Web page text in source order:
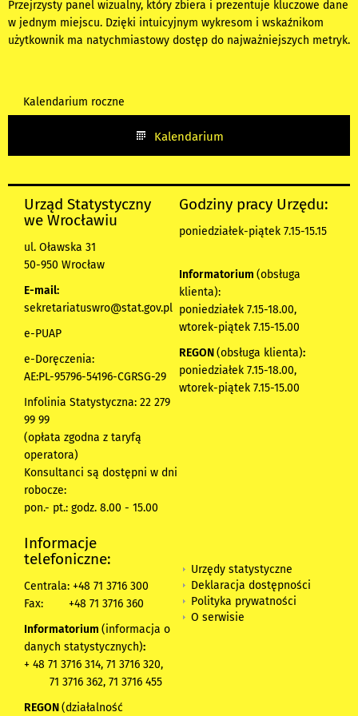
Przejrzysty panel wizualny, który zbiera i prezentuje kluczowe dane
w jednym miejscu. Dzięki intuicyjnym wykresom i wskaźnikom
użytkownik ma natychmiastowy dostęp do najważniejszych metryk.
Kalendarium roczne
Kalendarium
Urząd Statystyczny
we Wrocławiu
ul. Oławska 31
50-950 Wrocław
E-mail:
sekretariatuswro@stat.gov.pl
e-PUAP
e-Doręczenia:
AE:PL-95796-54196-CGRSG-29
Infolinia Statystyczna: 22 279
99 99
(opłata zgodna z taryfą
operatora)
Konsultanci są dostępni w dni
robocze:
pon.- pt.: godz. 8.00 - 15.00
Godziny pracy Urzędu:
poniedziałek-piątek 7.15-15.15
Informatorium (obsługa
klienta):
poniedziałek 7.15-18.00,
wtorek-piątek 7.15-15.00
REGON(obsługa klienta):
poniedziałek 7.15-18.00,
wtorek-piątek 7.15-15.00
Informacje
telefoniczne:
Centrala: +48 71 3716 300
Fax:
+48 71 3716 360
Informatorium (informacja o
danych statystycznych):
+ 48 71 3716 314, 71 3716 320,
71 3716 362, 71 3716 455
REGON(działalność
Urzędy statystyczne
Deklaracja dostępności
Polityka prywatności
O serwisie